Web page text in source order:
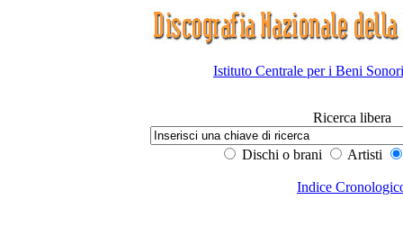
Istituto Centrale per i Beni
Ricerca libera
Dischi o brani Artisti
Indice